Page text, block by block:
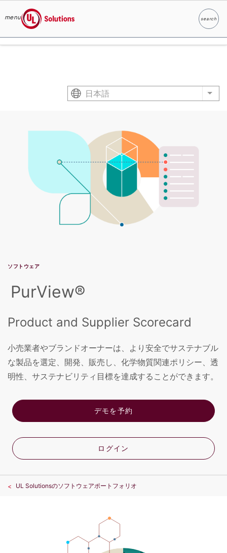
Skip to main content
menu
UL Solutions
search
検索
日本語 List
ソフトウェア
PurView®
Product and Supplier Scorecard
小売業者やブランドオーナーは、より安全でサステナブル
な製品を選定、開発、販売し、化学物質関連ポリシー、透
明性、サステナビリティ目標を達成することができます。
デモを予約
ログイン
UL Solutionsのソフトウェアポートフォリオ